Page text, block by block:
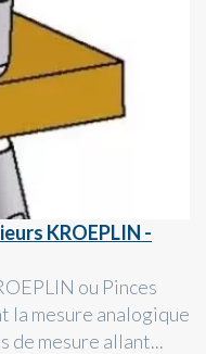
KROEPLIN -
ou Pinces
la mesure analogique
de mesure allant...